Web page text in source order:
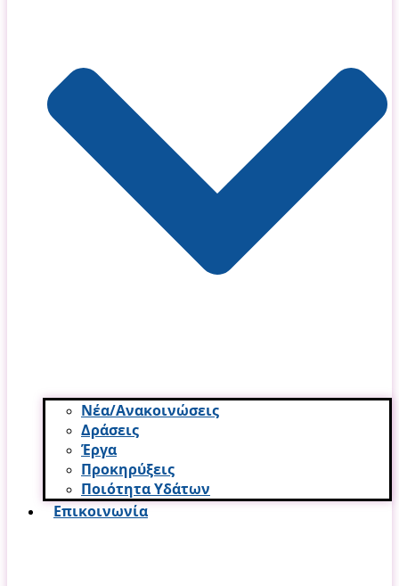
Νέα/Ανακοινώσεις
Δράσεις
Έργα
Προκηρύξεις
Ποιότητα Υδάτων
Επικοινωνία